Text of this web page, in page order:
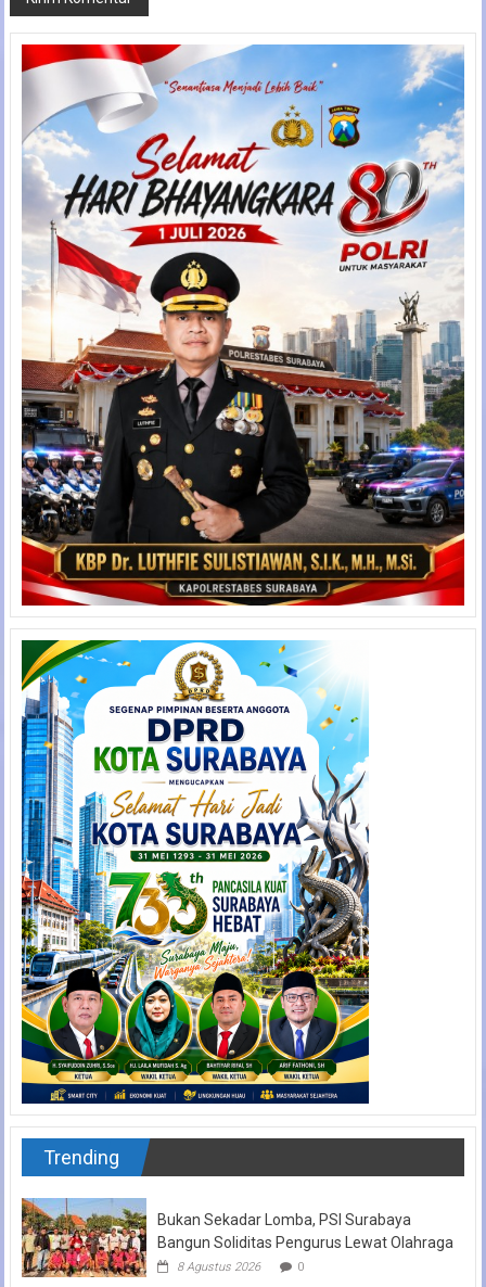
Trending
Bukan Sekadar Lomba, PSI Surabaya
Bangun Soliditas Pengurus Lewat Olahraga
8 Agustus 2026 0